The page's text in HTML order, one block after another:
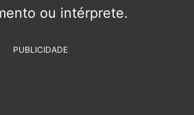
ou intérprete.
PUBLICIDADE